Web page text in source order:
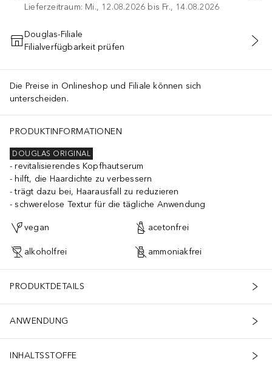
Lieferzeitraum: Mi., 12.08.2026 bis Fr., 14.08.2026
IN DEN WARENKORB
Douglas-Filiale
Filialverfügbarkeit prüfen
Die Preise in Onlineshop und Filiale können sich
unterscheiden.
PRODUKTINFORMATIONEN
DOUGLAS ORIGINAL
revitalisierendes Kopfhautserum
hilft, die Haardichte zu verbessern
trägt dazu bei, Haarausfall zu reduzieren
schwerelose Textur für die tägliche Anwendung
vegan acetonfrei
alkoholfrei ammoniakfrei
PRODUKTDETAILS
ANWENDUNG
INHALTSSTOFFE